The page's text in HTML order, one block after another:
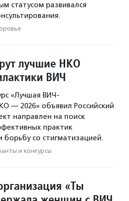
статусом развивался
лучшие НКО
ВИЧ
«Лучшая ВИЧ-
— 2026» объявил Российский
направлен на поиск
практик
со стигматизацией.
и конкурсы
«Ты